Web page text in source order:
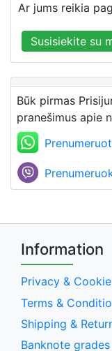
Ar jums reikia
Susisiekite su
Būk pirmas
pranešimus apie
Information
Privacy &
Terms &
Shipping &
Banknote grades